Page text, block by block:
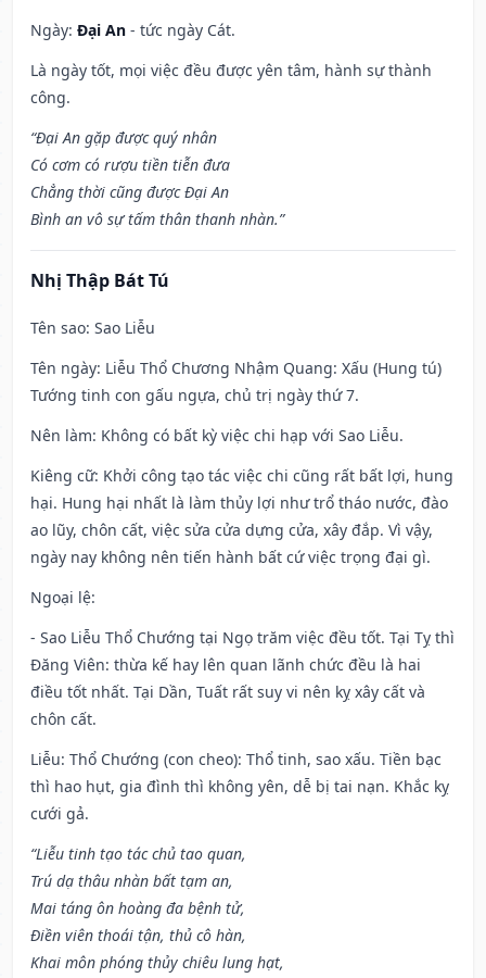
Ngày: Đại An - tức ngày Cát.
Là ngày tốt, mọi việc đều được yên tâm, hành sự thành
công.
“Đại An gặp được quý nhân
Có cơm có rượu tiền tiễn đưa
Chẳng thời cũng được Đại An
Bình an vô sự tấm thân thanh nhàn.”
Nhị Thập Bát Tú
Tên sao: Sao Liễu
Tên ngày: Liễu Thổ Chương Nhậm Quang: Xấu (Hung tú)
Tướng tinh con gấu ngựa, chủ trị ngày thứ 7.
Nên làm: Không có bất kỳ việc chi hạp với Sao Liễu.
Kiêng cữ: Khởi công tạo tác việc chi cũng rất bất lợi, hung
hại. Hung hại nhất là làm thủy lợi như trổ tháo nước, đào
ao lũy, chôn cất, việc sửa cửa dựng cửa, xây đắp. Vì vậy,
ngày nay không nên tiến hành bất cứ việc trọng đại gì.
Ngoại lệ:
- Sao Liễu Thổ Chướng tại Ngọ trăm việc đều tốt. Tại Tỵ thì
Đăng Viên: thừa kế hay lên quan lãnh chức đều là hai
điều tốt nhất. Tại Dần, Tuất rất suy vi nên kỵ xây cất và
chôn cất.
Liễu: Thổ Chướng (con cheo): Thổ tinh, sao xấu. Tiền bạc
thì hao hụt, gia đình thì không yên, dễ bị tai nạn. Khắc kỵ
cưới gả.
“Liễu tinh tạo tác chủ tao quan,
Trú dạ thâu nhàn bất tạm an,
Mai táng ôn hoàng đa bệnh tử,
Điền viên thoái tận, thủ cô hàn,
Khai môn phóng thủy chiêu lung hạt,